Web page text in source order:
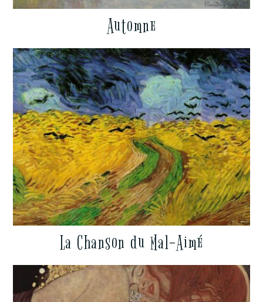
Automne
La Chanson du Mal-Aimé